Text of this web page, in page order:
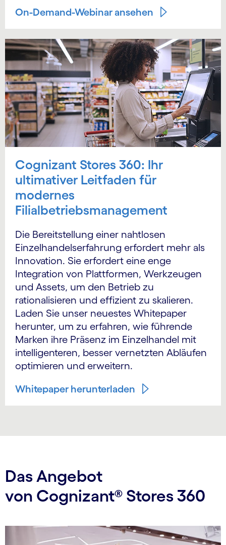
On-Demand-Webinar ansehen
Cognizant Stores 360: Ihr
ultimativer Leitfaden für
modernes
Filialbetriebsmanagement
Die Bereitstellung einer nahtlosen
Einzelhandelserfahrung erfordert mehr als
Innovation. Sie erfordert eine enge
Integration von Plattformen, Werkzeugen
und Assets, um den Betrieb zu
rationalisieren und effizient zu skalieren.
Laden Sie unser neuestes Whitepaper
herunter, um zu erfahren, wie führende
Marken ihre Präsenz im Einzelhandel mit
intelligenteren, besser vernetzten Abläufen
optimieren und erweitern.
Whitepaper herunterladen
Das Angebot
von Cognizant® Stores 360